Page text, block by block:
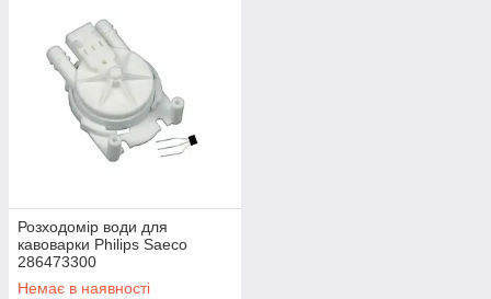
Розходомір води для
кавоварки Philips Saeco
286473300
Немає в наявності